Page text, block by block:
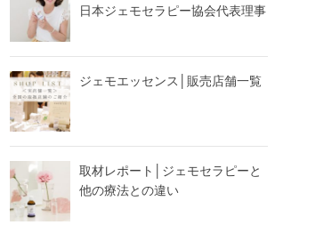
日本ジェモセラピー協会代表理事
ジェモエッセンス│販売店舗一覧
取材レポート│ジェモセラピーと
他の療法との違い